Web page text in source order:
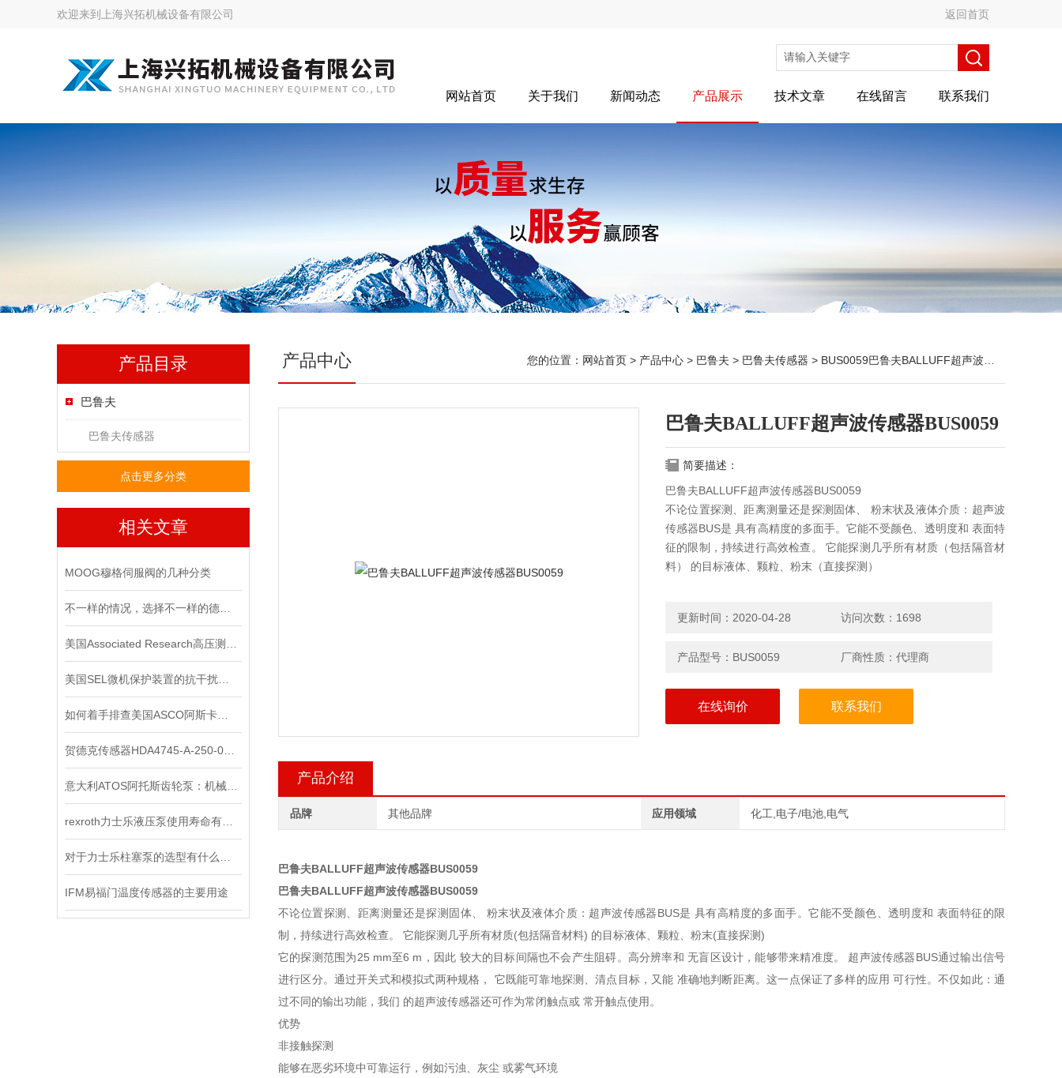
欢迎来到 上海兴拓机械设备有限公司 返回首页
网站首页 关于我们 新闻动态 产品展示 技术文章 在线留言 联系我们
产品目录
巴鲁夫
巴鲁夫传感器
点击更多分类
相关文章
MOOG穆格伺服阀的几种分类
IFM易福门温度传感器的主要用途
产品中心 您的位置： 网站首页 > 产品中心 > 巴鲁夫 > 巴鲁夫传感器 > BUS0059巴鲁夫BALLUFF超声波传感器BUS0059
巴鲁夫BALLUFF超声波传感器BUS0059
简要描述：
巴鲁夫BALLUFF超声波传感器BUS0059
不论位置探测、距离测量还是探测固体、 粉末状及液体介质：超声波
传感器BUS是 具有高精度的多面手。它能不受颜色、透明度和 表面特
征的限制，持续进行高效检查。 它能探测几乎所有材质（包括隔音材
料） 的目标液体、颗粒、粉末（直接探测）
更新时间：2020-04-28 访问次数：1698
产品型号：BUS0059 厂商性质：代理商
在线询价 联系我们
产品介绍
品牌 其他品牌 应用领域 化工,电子/电池,电气
巴鲁夫BALLUFF超声波传感器BUS0059
巴鲁夫BALLUFF超声波传感器BUS0059
不论位置探测、距离测量还是探测固体、 粉末状及液体介质：超声波传感器BUS是 具有高精度的多面手。它能不受颜色、透明度和 表面特征的限
制，持续进行高效检查。 它能探测几乎所有材质(包括隔音材料) 的目标液体、颗粒、粉末(直接探测)
它的探测范围为25 mm至6 m，因此 较大的目标间隔也不会产生阻碍。高分辨率和 无盲区设计，能够带来精准度。 超声波传感器BUS通过输出信号
进行区分。通过开关式和模拟式两种规格， 它既能可靠地探测、清点目标，又能 准确地判断距离。这一点保证了多样的应用 可行性。不仅如此：通
过不同的输出功能，我们 的超声波传感器还可作为常闭触点或 常开触点使用。
优势
非接触探测
能够在恶劣环境中可靠运行，例如污浊、灰尘 或雾气环境